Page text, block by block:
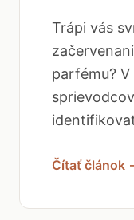
Trápi vás
parfému?
Čítať článok